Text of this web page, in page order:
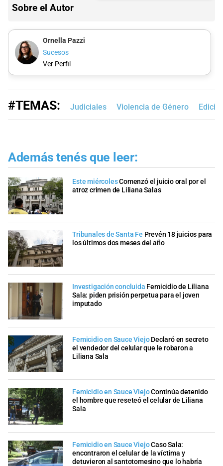
Sobre el Autor
Ornella Pazzi
Sucesos
Ver Perfil
#TEMAS: Judiciales Violencia de Género
Además tenés que leer:
Este miércolesComenzó el juicio oral por el
atroz crimen de Liliana Salas
Tribunales de Santa Fe Prevén 18 juicios para
los últimos dos meses del año
Investigación concluida Femicidio de Liliana
Sala: piden prisión perpetua para el joven
imputado
Femicidio en Sauce Viejo Declaró en secreto
el vendedor del celular que le robaron a
Liliana Sala
Femicidio en Sauce ViejoContinúa detenido
el hombre que reseteó el celular de Liliana
Sala
Femicidio en Sauce ViejoCaso Sala:
encontraron el celular de la víctima y
detuvieron al santotomesino que lo habría